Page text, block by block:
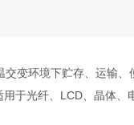
变环境下贮存、运输
于光纤、LCD、晶体、